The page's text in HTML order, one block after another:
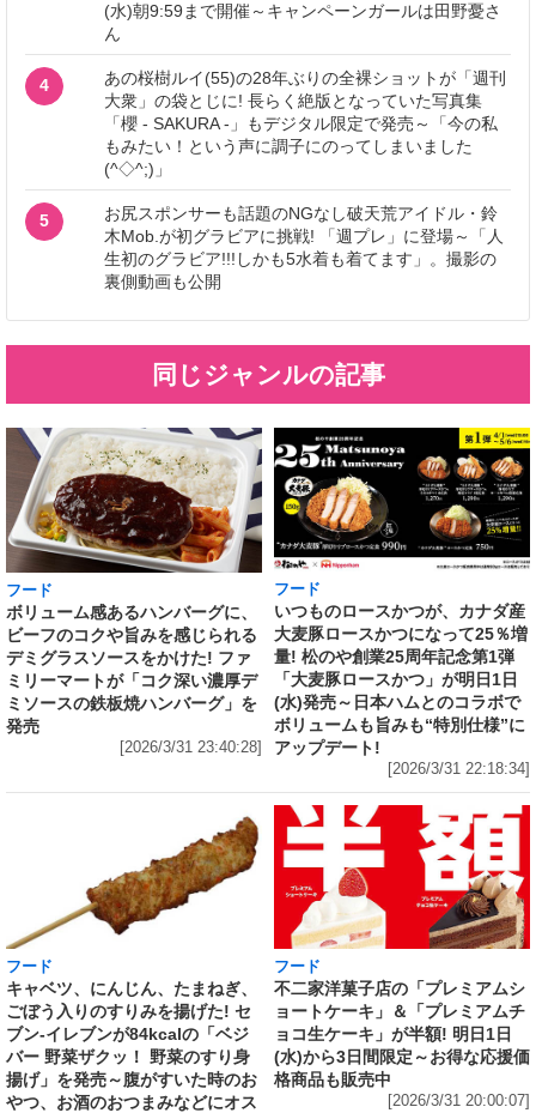
(水)朝9:59まで開催～キャンペーンガールは田野憂さ
ん
4
あの桜樹ルイ(55)の28年ぶりの全裸ショットが「週刊
大衆」の袋とじに! 長らく絶版となっていた写真集
「櫻 - SAKURA -」もデジタル限定で発売～「今の私
もみたい！という声に調子にのってしまいました
(^◇^;)」
5
お尻スポンサーも話題のNGなし破天荒アイドル・鈴
木Mob.が初グラビアに挑戦! 「週プレ」に登場～「人
生初のグラビア!!!しかも5水着も着てます」。撮影の
裏側動画も公開
同じジャンルの記事
フード
ボリューム感あるハンバーグに、
ビーフのコクや旨みを感じられる
デミグラスソースをかけた! ファ
ミリーマートが「コク深い濃厚デ
ミソースの鉄板焼ハンバーグ」を
発売
[2026/3/31 23:40:28]
フード
いつものロースかつが、カナダ産
大麦豚ロースかつになって25％増
量! 松のや創業25周年記念第1弾
「大麦豚ロースかつ」が明日1日
(水)発売～日本ハムとのコラボで
ボリュームも旨みも“特別仕様”に
アップデート!
[2026/3/31 22:18:34]
フード
キャベツ、にんじん、たまねぎ、
ごぼう入りのすりみを揚げた! セ
ブン‐イレブンが84kcalの「ベジ
バー 野菜ザクッ！ 野菜のすり身
揚げ」を発売～腹がすいた時のお
やつ、お酒のおつまみなどにオス
フード
不二家洋菓子店の「プレミアムシ
ョートケーキ」＆「プレミアムチ
ョコ生ケーキ」が半額! 明日1日
(水)から3日間限定～お得な応援価
格商品も販売中
[2026/3/31 20:00:07]